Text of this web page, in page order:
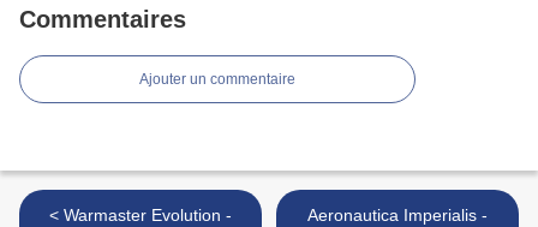
Commentaires
Ajouter un commentaire
< Warmaster Evolution -
Aeronautica Imperialis -